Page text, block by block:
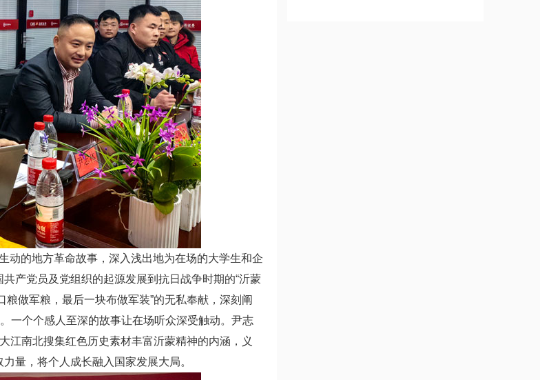
的地方革命故事，深入浅出地为在场的大学生和企
产党员及党组织的起源发展到抗日战争时期的“沂蒙
粮做军粮，最后一块布做军装”的无私奉献，深刻阐
一个个感人至深的故事让在场听众深受触动。尹志
江南北搜集红色历史素材丰富沂蒙精神的内涵，义
量，将个人成长融入国家发展大局。